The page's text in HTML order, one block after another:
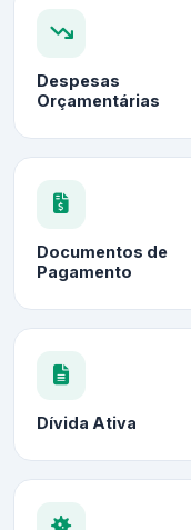
Despesas
Orçamentárias
Documentos de
Pagamento
Dívida Ativa